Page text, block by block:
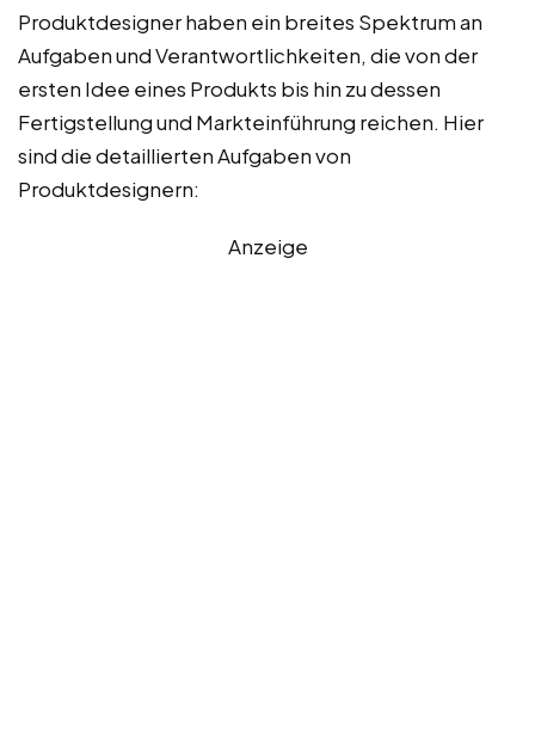
Produktdesigner haben ein breites Spektrum an
Aufgaben und Verantwortlichkeiten, die von der
ersten Idee eines Produkts bis hin zu dessen
Fertigstellung und Markteinführung reichen. Hier
sind die detaillierten Aufgaben von
Produktdesignern:
Anzeige